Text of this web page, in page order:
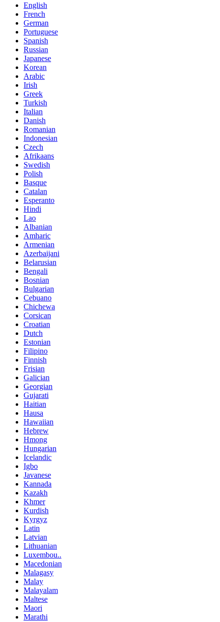
English
French
German
Portuguese
Spanish
Russian
Japanese
Korean
Arabic
Irish
Greek
Turkish
Italian
Danish
Romanian
Indonesian
Czech
Afrikaans
Swedish
Polish
Basque
Catalan
Esperanto
Hindi
Lao
Albanian
Amharic
Armenian
Azerbaijani
Belarusian
Bengali
Bosnian
Bulgarian
Cebuano
Chichewa
Corsican
Croatian
Dutch
Estonian
Filipino
Finnish
Frisian
Galician
Georgian
Gujarati
Haitian
Hausa
Hawaiian
Hebrew
Hmong
Hungarian
Icelandic
Igbo
Javanese
Kannada
Kazakh
Khmer
Kurdish
Kyrgyz
Latin
Latvian
Lithuanian
Luxembou..
Macedonian
Malagasy
Malay
Malayalam
Maltese
Maori
Marathi